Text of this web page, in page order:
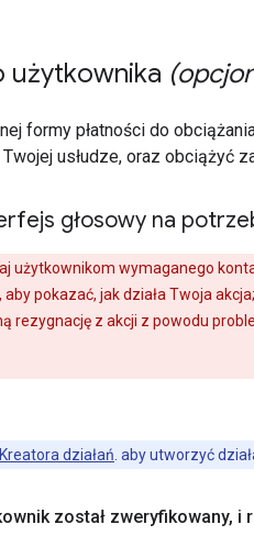
użytkownika
formy płatności do
Twojej usłudze, oraz obciążyć
głosowy na
użytkownikom wymaganego
aby pokazać, jak działa Twoja
rezygnację z akcji z powodu
Kreatora działań . aby utworzyć
został zweryfikowany, i